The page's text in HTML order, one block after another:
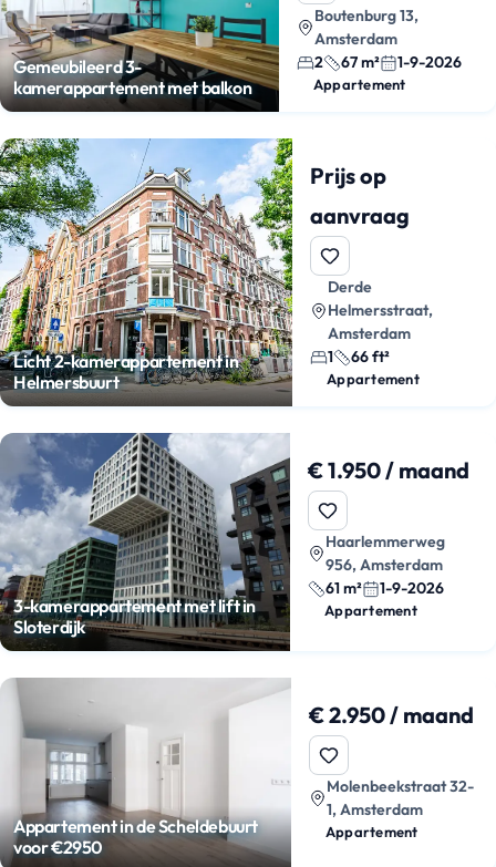
Gemeubileerd 3-
kamerappartement met balkon
Boutenburg 13,
Amsterdam
2
67 m² 1-9-2026
Appartement
Licht 2-kamerappartement in
Helmersbuurt
Prijs op
aanvraag
Derde
Helmersstraat,
Amsterdam
1
66 ft²
Appartement
3-kamerappartement met lift in
Sloterdijk
€ 1.950 / maand
Haarlemmerweg
956, Amsterdam
61 m²
1-9-2026
Appartement
Appartement in de Scheldebuurt
voor €2950
€ 2.950 / maand
Molenbeekstraat 32-
1, Amsterdam
Appartement